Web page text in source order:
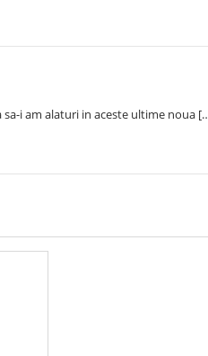
i am alaturi in aceste ultime noua